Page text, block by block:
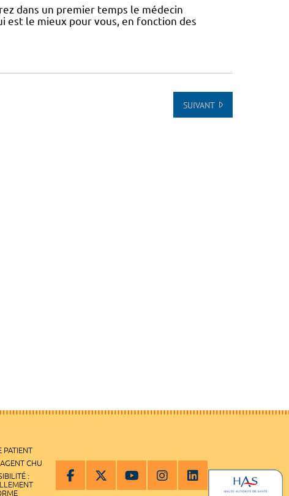
dans un premier temps le médecin
est le mieux pour vous, en fonction des
SUIVANT
PATIENT
CHU
: